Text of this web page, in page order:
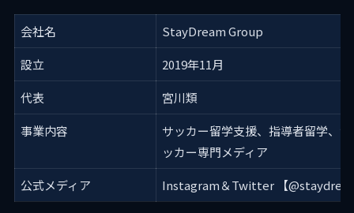
会社名
StayDream Group
設立
2019年11月
代表
宮川類
事業内容
サッカー留学支援、指導者留学、
ッカー専門メディア
公式メディア
Instagram＆Twitter 【